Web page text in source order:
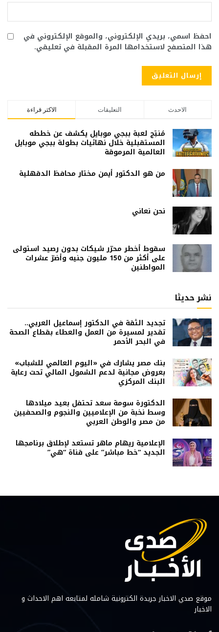
احفظ اسمي، بريدي الإلكتروني، والموقع الإلكتروني في
هذا المتصفح لاستخدامها المرة المقبلة في تعليقي.
الاكثر قراءة التعليقات الاحدث
مُنتِج لعبة ببجي موبايل يكشف عن خططه
المستقبلية خلال نهائيات بطولة ببجي موبايل
العالمية المرموقة
من هو الدكتور أيمن مختار محافظ الدقهلية
نحن نعاني
سقوط أخطر محرّر شيكات بدون رصيد استولى
على أكثر من 150 مليون جنيه وأضرّ عشرات
المواطنين
نشر حديثا
تجديد الثقة في الدكتور إسماعيل العربي..
تقدير لمسيرة من العمل والعطاء بقطاع الصحة
في البحر الأحمر
بنك مصر يشارك في «اليوم العالمي للشباب»
بعروض مجانية لدعم الشمول المالي تحت رعاية
البنك المركزي
الدكتورة سومة سعد تحتفل بعيد ميلادها
وسط نخبة من الإعلاميين والنجوم والصحفيين
من مصر والوطن العربي
الإعلامية ريهام ماهر تستعد لإطلاق برنامجها
الجديد “خط مباشر” على قناة “هي”
موقع صدي الاخبار جريدة الكترونية شامله لمتابعه اهم الاحداث و
الاخبار